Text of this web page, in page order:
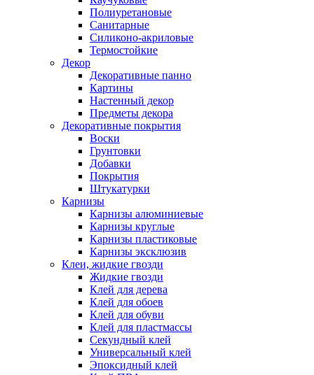
Полиуретановые
Санитарные
Силиконо-акриловые
Термостойкие
Декор
Декоративные панно
Картины
Настенный декор
Предметы декора
Декоративные покрытия
Воски
Грунтовки
Добавки
Покрытия
Штукатурки
Карнизы
Карнизы алюминиевые
Карнизы круглые
Карнизы пластиковые
Карнизы эксклюзив
Клеи, жидкие гвозди
Жидкие гвозди
Клей для дерева
Клей для обоев
Клей для обуви
Клей для пластмассы
Секундный клей
Универсальный клей
Эпоксидный клей